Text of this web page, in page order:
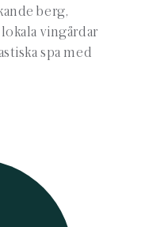
berg,
vingårdar
spa med